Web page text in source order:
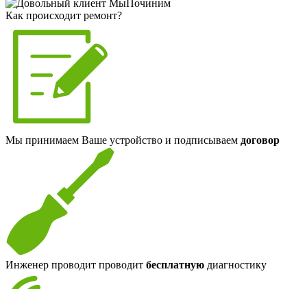
Как происходит ремонт?
Мы принимаем Ваше устройство и подписываем договор
Инженер проводит проводит бесплатную диагностику